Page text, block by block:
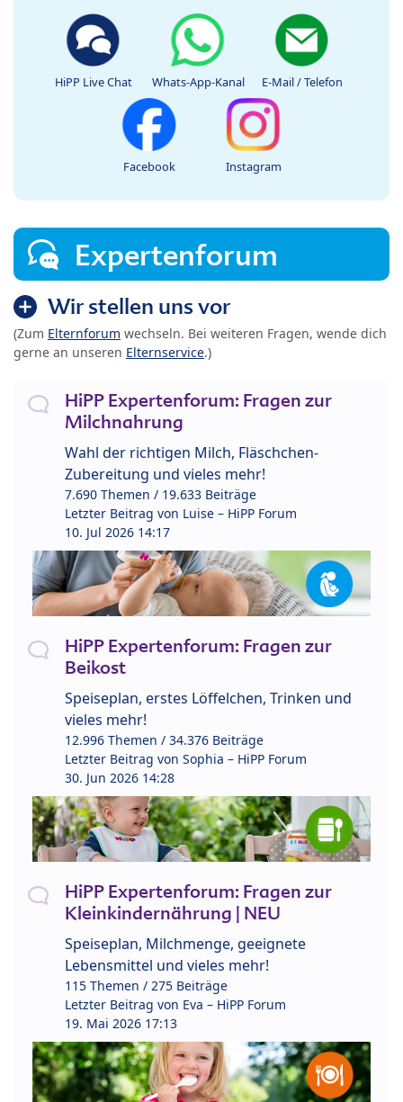
HiPP Live Chat Whats-App-Kanal E-Mail / Telefon
Facebook Instagram
Expertenforum
Wir stellen uns vor
(Zum Elternforum wechseln. Bei weiteren Fragen, wende dich
gerne an unseren Elternservice.)
HiPP Expertenforum: Fragen zur
Milchnahrung
Wahl der richtigen Milch, Fläschchen-
Zubereitung und vieles mehr!
7.690 Themen / 19.633 Beiträge
Letzter Beitrag von Luise – HiPP Forum
10. Jul 2026 14:17
HiPP Expertenforum: Fragen zur
Beikost
Speiseplan, erstes Löffelchen, Trinken und
vieles mehr!
12.996 Themen / 34.376 Beiträge
Letzter Beitrag von Sophia – HiPP Forum
30. Jun 2026 14:28
HiPP Expertenforum: Fragen zur
Kleinkindernährung | NEU
Speiseplan, Milchmenge, geeignete
Lebensmittel und vieles mehr!
115 Themen / 275 Beiträge
Letzter Beitrag von Eva – HiPP Forum
19. Mai 2026 17:13